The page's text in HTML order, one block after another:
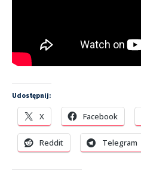
Udostępnij:
X Facebook
Reddit Telegram